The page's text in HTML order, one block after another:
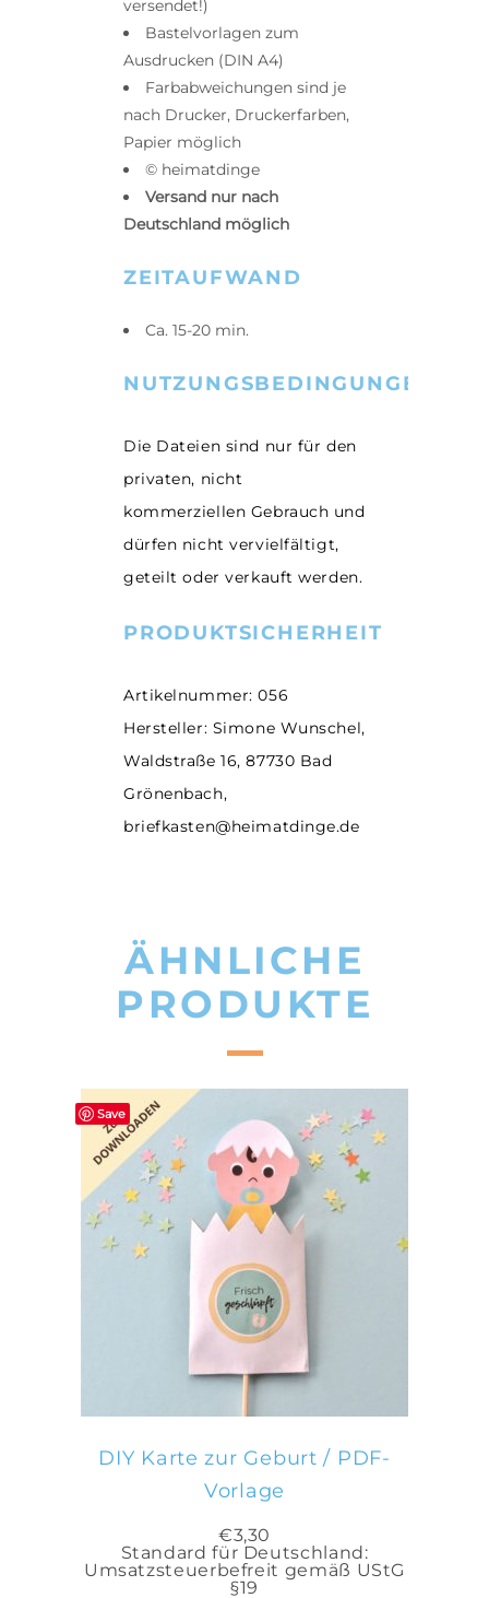
versendet!)
Bastelvorlagen zum
Ausdrucken (DIN A4)
Farbabweichungen sind je
nach Drucker, Druckerfarben,
Papier möglich
© heimatdinge
Versand nur nach
Deutschland möglich
ZEITAUFWAND
Ca. 15-20 min.
NUTZUNGSBEDINGUNGEN
Die Dateien sind nur für den
privaten, nicht
kommerziellen Gebrauch und
dürfen nicht vervielfältigt,
geteilt oder verkauft werden.
PRODUKTSICHERHEIT
Artikelnummer: 056
Hersteller: Simone Wunschel,
Waldstraße 16, 87730 Bad
Grönenbach,
briefkasten@heimatdinge.de
ÄHNLICHE
PRODUKTE
Save
IN DEN WARENKORB
DIY Karte zur Geburt / PDF-
Vorlage
€3,30
Standard für Deutschland:
Umsatzsteuerbefreit gemäß UStG
§19